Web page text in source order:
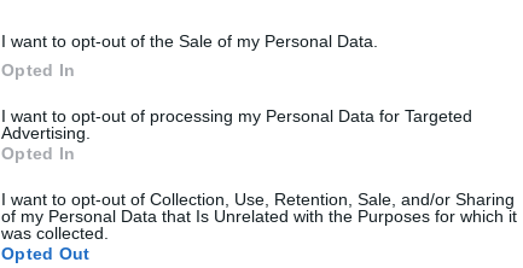
I want to opt-out of the Sale of my Personal Data.
Opted In
I want to opt-out of processing my Personal Data for Targeted
Advertising.
Opted In
I want to opt-out of Collection, Use, Retention, Sale, and/or Sharing
of my Personal Data that Is Unrelated with the Purposes for which it
was collected.
Opted Out